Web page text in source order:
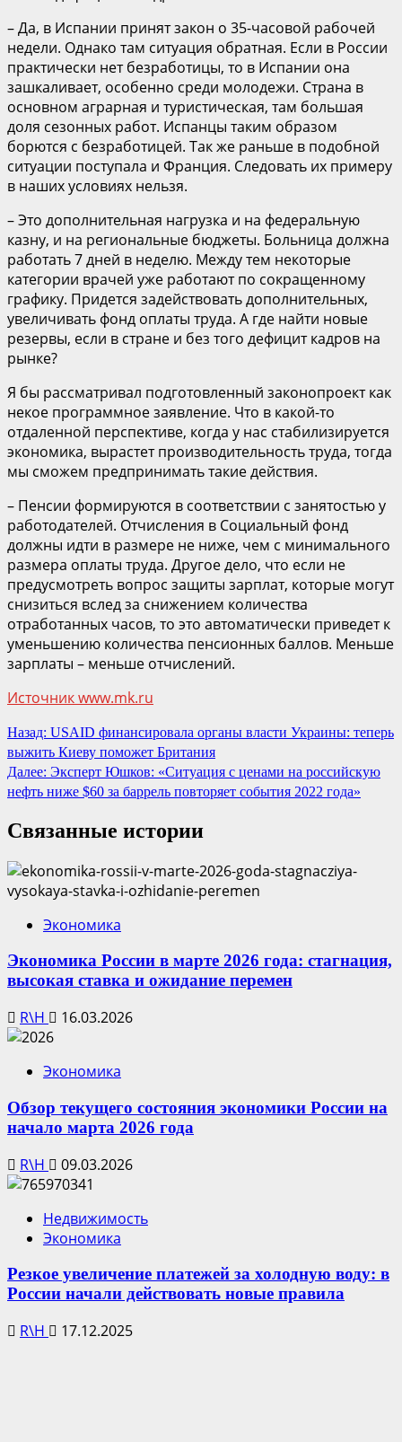
– Да, в Испании принят закон о 35-часовой рабочей
недели. Однако там ситуация обратная. Если в России
практически нет безработицы, то в Испании она
зашкаливает, особенно среди молодежи. Страна в
основном аграрная и туристическая, там большая
доля сезонных работ. Испанцы таким образом
борются с безработицей. Так же раньше в подобной
ситуации поступала и Франция. Следовать их примеру
в наших условиях нельзя.
– Это дополнительная нагрузка и на федеральную
казну, и на региональные бюджеты. Больница должна
работать 7 дней в неделю. Между тем некоторые
категории врачей уже работают по сокращенному
графику. Придется задействовать дополнительных,
увеличивать фонд оплаты труда. А где найти новые
резервы, если в стране и без того дефицит кадров на
рынке?
Я бы рассматривал подготовленный законопроект как
некое программное заявление. Что в какой-то
отдаленной перспективе, когда у нас стабилизируется
экономика, вырастет производительность труда, тогда
мы сможем предпринимать такие действия.
– Пенсии формируются в соответствии с занятостью у
работодателей. Отчисления в Социальный фонд
должны идти в размере не ниже, чем с минимального
размера оплаты труда. Другое дело, что если не
предусмотреть вопрос защиты зарплат, которые могут
снизиться вслед за снижением количества
отработанных часов, то это автоматически приведет к
уменьшению количества пенсионных баллов. Меньше
зарплаты – меньше отчислений.
Источник www.mk.ru
Продолжить
чтение
Назад: USAID финансировала органы власти Украины: теперь
выжить Киеву поможет Британия
Далее: Эксперт Юшков: «Ситуация с ценами на российскую
нефть ниже $60 за баррель повторяет события 2022 года»
Связанные истории
Экономика
Экономика России в марте 2026 года: стагнация,
высокая ставка и ожидание перемен
R\H 16.03.2026
Экономика
Обзор текущего состояния экономики России на
начало марта 2026 года
R\H 09.03.2026
Недвижимость
Экономика
Резкое увеличение платежей за холодную воду: в
России начали действовать новые правила
R\H 17.12.2025